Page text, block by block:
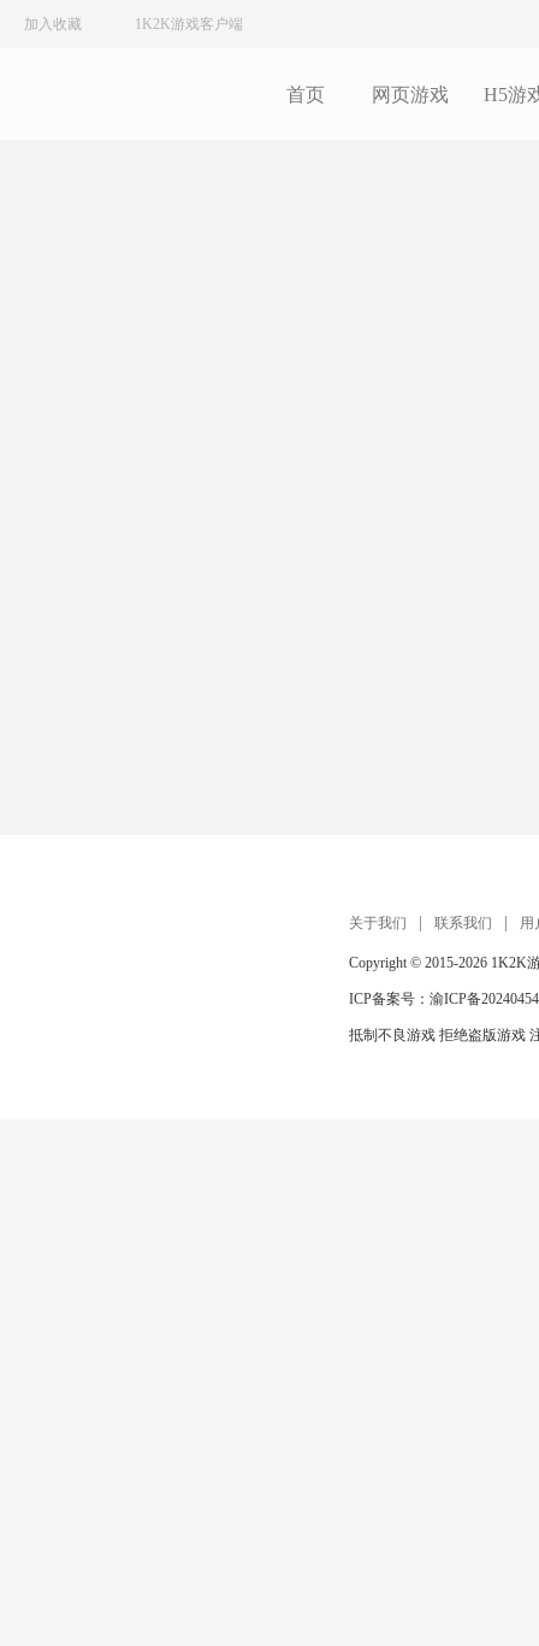
加入收藏 1K2K游戏客户端
首页 网页游戏 H5游
关于我们 联系我们 用
Copyright © 2015-2026 1K2K
ICP备案号： 渝ICP备
抵制不良游戏 拒绝盗版游戏